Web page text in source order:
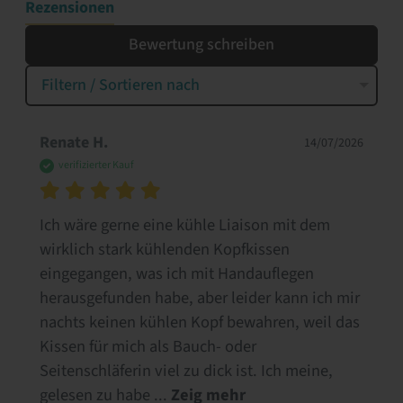
Rezensionen
Bewertung schreiben
Filtern / Sortieren nach
Renate H. 14/07/2026
verifizierter Kauf
Ich wäre gerne eine kühle Liaison mit dem
wirklich stark kühlenden Kopfkissen
eingegangen, was ich mit Handauflegen
herausgefunden habe, aber leider kann ich mir
nachts keinen kühlen Kopf bewahren, weil das
Kissen für mich als Bauch- oder
Seitenschläferin viel zu dick ist. Ich meine,
gelesen zu habe ... Zeig mehr